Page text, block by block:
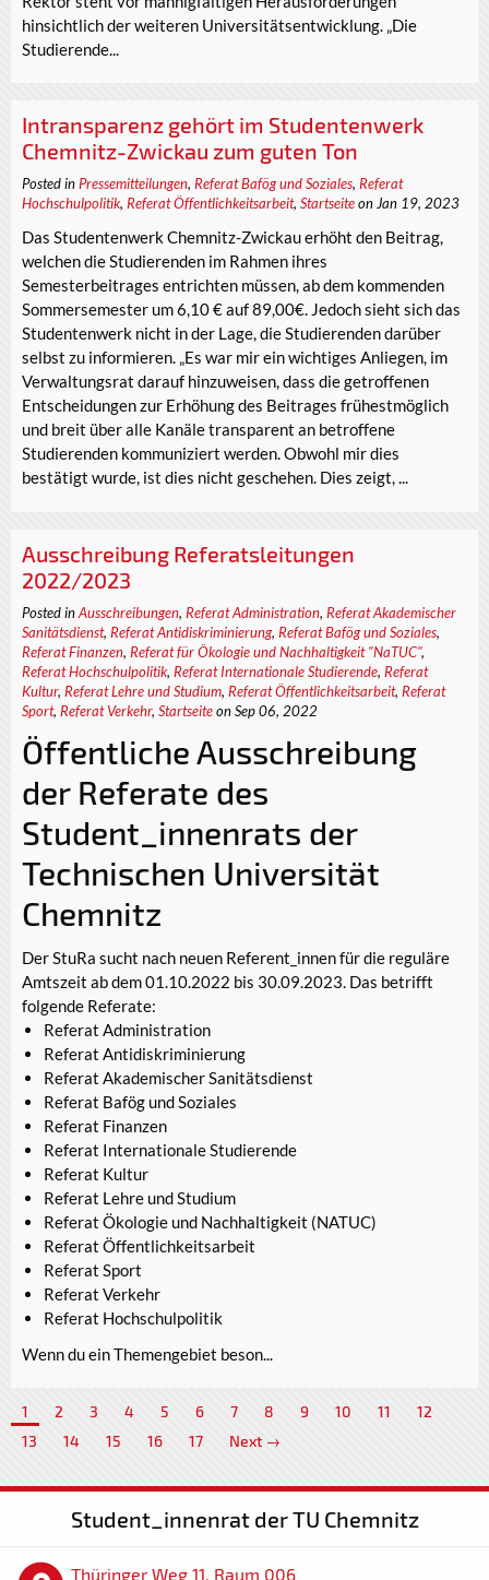
hinsichtlich der weiteren Universitätsentwicklung. „Die
Studierende...
Intransparenz gehört im Studentenwerk
Chemnitz-Zwickau zum guten Ton
Posted inPressemitteilungen, Referat Bafög und Soziales, Referat
Hochschulpolitik, Referat Öffentlichkeitsarbeit, Startseiteon Jan 19, 2023
Das Studentenwerk Chemnitz-Zwickau erhöht den Beitrag,
welchen die Studierenden im Rahmen ihres
Semesterbeitrages entrichten müssen, ab dem kommenden
Sommersemester um 6,10 € auf 89,00€. Jedoch sieht sich das
Studentenwerk nicht in der Lage, die Studierenden darüber
selbst zu informieren. „Es war mir ein wichtiges Anliegen, im
Verwaltungsrat darauf hinzuweisen, dass die getroffenen
Entscheidungen zur Erhöhung des Beitrages frühestmöglich
und breit über alle Kanäle transparent an betroffene
Studierenden kommuniziert werden. Obwohl mir dies
bestätigt wurde, ist dies nicht geschehen. Dies zeigt, ...
Ausschreibung Referatsleitungen
2022/2023
Posted inAusschreibungen, Referat Administration, Referat Akademischer
Sanitätsdienst, Referat Antidiskriminierung, Referat Bafög und Soziales,
Referat Finanzen, Referat für Ökologie und Nachhaltigkeit "NaTUC",
Referat Hochschulpolitik, Referat Internationale Studierende, Referat
Kultur, Referat Lehre und Studium, Referat Öffentlichkeitsarbeit, Referat
Sport, Referat Verkehr, Startseiteon Sep 06, 2022
Öffentliche Ausschreibung
der Referate des
Student_innenrats der
Technischen Universität
Chemnitz
Der StuRa sucht nach neuen Referent_innen für die reguläre
Amtszeit ab dem 01.10.2022 bis 30.09.2023. Das betrifft
folgende Referate:
Referat Administration
Referat Antidiskriminierung
Referat Akademischer Sanitätsdienst
Referat Bafög und Soziales
Referat Finanzen
Referat Internationale Studierende
Referat Kultur
Referat Lehre und Studium
Referat Ökologie und Nachhaltigkeit (NATUC)
Referat Öffentlichkeitsarbeit
Referat Sport
Referat Verkehr
Referat Hochschulpolitik
Wenn du ein Themengebiet beson...
1 2 3 4 5 6 7 8 9 10 11
12
13
14 15 16 17 Next →
Student_innenrat der TU Chemnitz
Thüringer Weg 11, Raum 006